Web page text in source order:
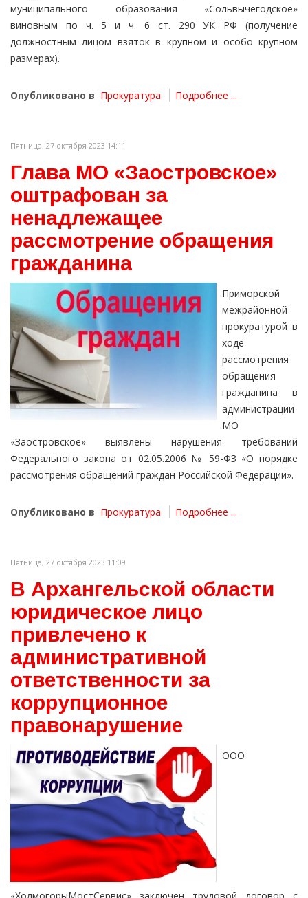
муниципального образования «Сольвычегодское»
виновным по ч. 5 и ч. 6 ст. 290 УК РФ (получение
должностным лицом взяток в крупном и особо крупном
размерах).
Опубликовано в Прокуратура Подробнее ...
Пятница, 27 октября 2023 14:11
Глава МО «Заостровское»
оштрафован за
ненадлежащее
рассмотрение обращения
гражданина
Приморской
межрайонной
прокуратурой в
ходе
рассмотрения
обращения
гражданина в
администрации
МО
«Заостровское» выявлены нарушения требований
Федерального закона от 02.05.2006 № 59-ФЗ «О порядке
рассмотрения обращений граждан Российской Федерации».
Опубликовано в Прокуратура Подробнее ...
Пятница, 27 октября 2023 11:09
В Архангельской области
юридическое лицо
привлечено к
административной
ответственности за
коррупционное
правонарушение
ООО